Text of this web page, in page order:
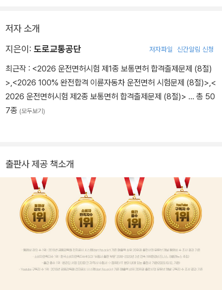
저자 소개
지은이: 도로교통공단 저자파일 신간알림 신청
최근작 : <2026 운전면허시험 제1종 보통면허 합격출제문제 (8절)
>,<2026 100% 완전합격 이륜자동차 운전면허 시험문제 (8절)>,<
2026 운전면허시험 제2종 보통면허 합격출제문제 (8절)> … 총 50
7종 (모두보기)
출판사 제공 책소개